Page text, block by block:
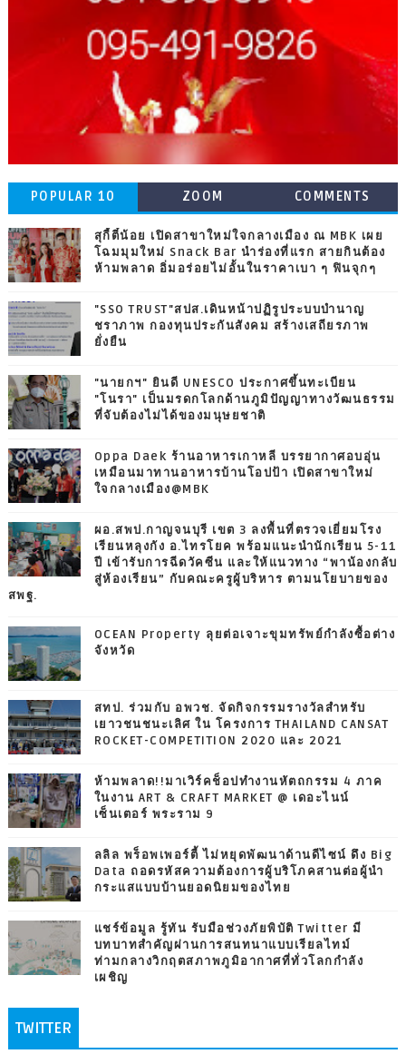
POPULAR 10 ZOOM COMMENTS
สุกี้ตี๋น้อย เปิดสาขาใหม่ใจกลางเมือง ณ MBK เผย
โฉมมุมใหม่ Snack Bar นำร่องที่แรก สายกินต้อง
ห้ามพลาด อิ่มอร่อยไม่อั้นในราคาเบา ๆ ฟินจุกๆ
"SSO TRUST"สปส.เดินหน้าปฏิรูประบบบำนาญ
ชราภาพ กองทุนประกันสังคม สร้างเสถียรภาพ
ยั่งยืน
"นายกฯ" ยินดี UNESCO ประกาศขึ้นทะเบียน
"โนรา" เป็นมรดกโลกด้านภูมิปัญญาทางวัฒนธรรม
ที่จับต้องไม่ได้ของมนุษยชาติ
Oppa Daek ร้านอาหารเกาหลี บรรยากาศอบอุ่น
เหมือนมาทานอาหารบ้านโอปป้า เปิดสาขาใหม่
ใจกลางเมือง@MBK
ผอ.สพป.กาญจนบุรี เขต 3 ลงพื้นที่ตรวจเยี่ยมโรง
เรียนหลุงกัง อ.ไทรโยค พร้อมแนะนำนักเรียน 5-11
ปี เข้ารับการฉีดวัคซีน และให้แนวทาง “พาน้องกลับ
สู่ห้องเรียน” กับคณะครูผู้บริหาร ตามนโยบายของ
สพฐ.
OCEAN Property ลุยต่อเจาะขุมทรัพย์กำลังซื้อต่าง
จังหวัด
สทป. ร่วมกับ อพวช. จัดกิจกรรมรางวัลสำหรับ
เยาวชนชนะเลิศ ใน โครงการ THAILAND CANSAT
ROCKET-COMPETITION 2020 และ 2021
ห้ามพลาด!!มาเวิร์คช็อปทำงานหัตถกรรม 4 ภาค
ในงาน ART & CRAFT MARKET @ เดอะไนน์
เซ็นเตอร์ พระราม 9
ลลิล พร็อพเพอร์ตี้ ไม่หยุดพัฒนาด้านดีไซน์ ดึง Big
Data ถอดรหัสความต้องการผู้บริโภคสานต่อผู้นำ
กระแสแบบบ้านยอดนิยมของไทย
แชร์ข้อมูล รู้ทัน รับมือช่วงภัยพิบัติ Twitter มี
บทบาทสำคัญผ่านการสนทนาแบบเรียลไทม์
ท่ามกลางวิกฤตสภาพภูมิอากาศที่ทั่วโลกกำลัง
เผชิญ
TWITTER